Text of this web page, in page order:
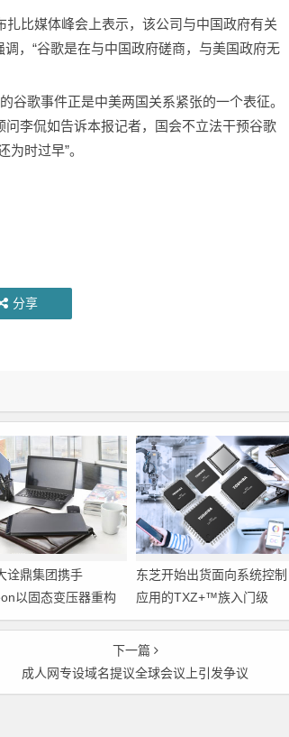
比媒体峰会上表示，该公司与中国政府有关
，“谷歌是在与中国政府磋商，与美国政府无
谷歌事件正是中美两国关系紧张的一个表征。
李侃如告诉本报记者，国会不立法干预谷歌
时过早”。
分享
诠鼎集团携手
以固态变压器重构
率新标杆
东芝开始出货面向系统控制
应用的TXZ+™族入门级
M4V组（搭载Arm
Cortex‑M4内核的标准微控
制器）工程样品
下一篇
成人网专设域名提议全球会议上引发争议